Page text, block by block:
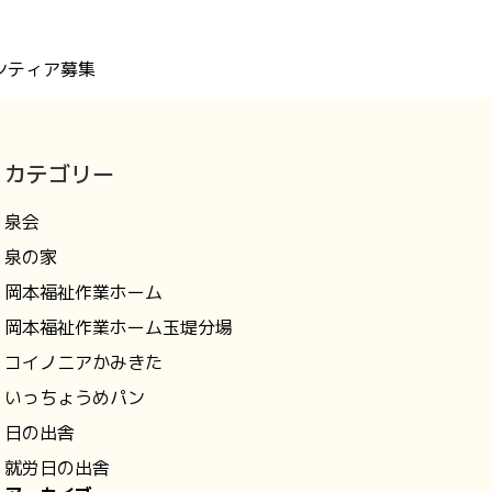
ティア募集
カテゴリー
泉会
泉の家
岡本福祉作業ホーム
岡本福祉作業ホーム玉堤分場
コイノニアかみきた
いっちょうめパン
日の出舎
就労日の出舎